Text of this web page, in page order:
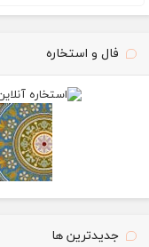
فال و استخاره
جدیدترین ها